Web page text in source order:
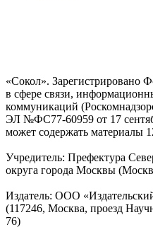
«Сокол». Зарегистрировано
в сфере связи,
коммуникаций
ЭЛ №ФС77-60959 от 17
может содержать материалы
Учредитель: Префектура
округа города Москвы
Издатель: ООО
(117246, Москва, проезд
76)